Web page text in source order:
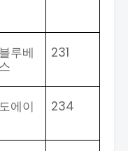
루베
231
에이
234